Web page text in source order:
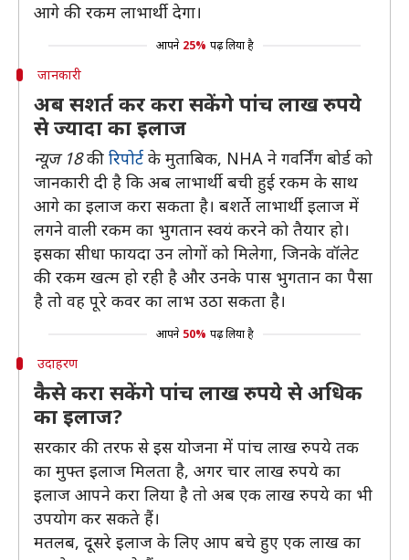
आगे की रकम लाभार्थी देगा।
आपने 25% पढ़ लिया है
जानकारी
अब सशर्त कर करा सकेंगे पांच लाख रुपये
से ज्यादा का इलाज
न्यूज 18की रिपोर्ट के मुताबिक, NHA ने गवर्निंग बोर्ड को
जानकारी दी है कि अब लाभार्थी बची हुई रकम के साथ
आगे का इलाज करा सकता है। बशर्ते लाभार्थी इलाज में
लगने वाली रकम का भुगतान स्वयं करने को तैयार हो।
इसका सीधा फायदा उन लोगों को मिलेगा, जिनके वॉलेट
की रकम खत्म हो रही है और उनके पास भुगतान का पैसा
है तो वह पूरे कवर का लाभ उठा सकता है।
आपने 50% पढ़ लिया है
उदाहरण
कैसे करा सकेंगे पांच लाख रुपये से अधिक
का इलाज?
सरकार की तरफ से इस योजना में पांच लाख रुपये तक
का मुफ्त इलाज मिलता है, अगर चार लाख रुपये का
इलाज आपने करा लिया है तो अब एक लाख रुपये का भी
उपयोग कर सकते हैं।
मतलब, दूसरे इलाज के लिए आप बचे हुए एक लाख का